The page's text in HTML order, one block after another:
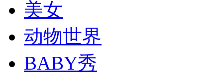
走！跟着总书记去植树
美女
动物世界
BABY秀